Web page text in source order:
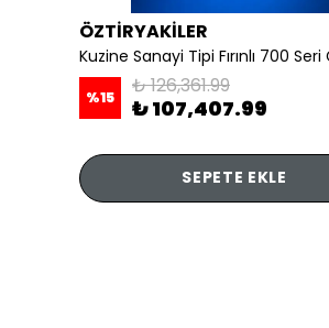
ÖZTİRYAKİLER
%15 ₺ 126,361.99
₺ 107,407.99
SEPETE EKLE